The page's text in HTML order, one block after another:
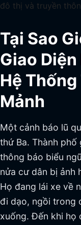
đô thị và truyền
Tại Sao
Giao
Hệ
Mảnh
Một cảnh báo lũ
thứ Ba. Thành phố
thông báo biểu
nửa cư dân bị ảnh
Họ đang lái xe về
đi dạo, ngồi trong
xuống. Đến khi họ